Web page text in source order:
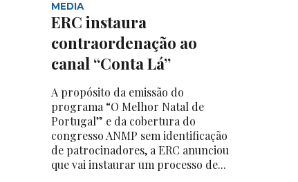
MEDIA
ERC instaura
contraordenação ao
canal “Conta Lá”
A propósito da emissão do
programa “O Melhor Natal de
Portugal” e da cobertura do
congresso ANMP sem identificação
de patrocinadores, a ERC anunciou
que vai instaurar um processo de...